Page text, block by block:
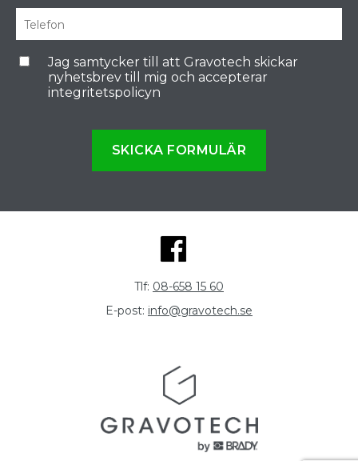
Jag samtycker till att Gravotech skickar
nyhetsbrev till mig och accepterar
integritetspolicyn
SKICKA FORMULÄR
Tlf: 08-658 15 60
E-post: info@gravotech.se